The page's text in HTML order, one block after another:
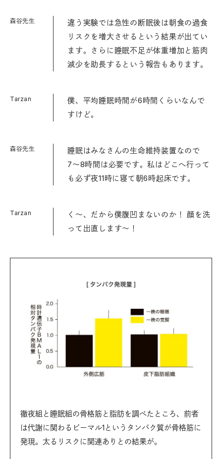
森谷先生
違う実験では急性の断眠後は朝食の過食
リスクを増大させるという結果が出てい
ます。さらに睡眠不足が体重増加と筋肉
減少を助長するという報告もあります。
Tarzan
僕、平均睡眠時間が6時間くらいなんで
すけど。
森谷先生
睡眠はみなさんの生命維持装置なので
7〜8時間は必要です。私はどこへ行って
も必ず夜11時に寝て朝6時起床です。
Tarzan
く〜、だから僕腹凹まないのか！ 顔を洗
って出直します〜！
徹夜組と睡眠組の骨格筋と脂肪を調べたところ、前者
は代謝に関わるビーマル1というタンパク質が骨格筋に
発現。太るリスクに関連ありとの結果が。